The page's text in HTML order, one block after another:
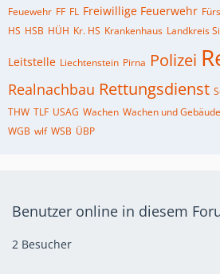
Feuewehr FF FL Freiwillige Feuerwehr
HS HSB HÜH Kr. HS Krankenhaus Landkreis
Leitstelle Liechtenstein Pirna Polizei
Realnachbau Rettungsdienst
THW TLF USAG Wachen Wachen und Gebäude
WGB wlf WSB ÜBP
Benutzer online in diesem
2 Besucher